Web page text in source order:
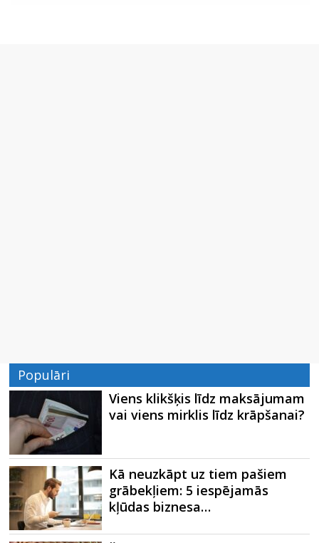
Populāri
Viens klikšķis līdz maksājumam
vai viens mirklis līdz krāpšanai?
Kā neuzkāpt uz tiem pašiem
grābekļiem: 5 iespējamās
kļūdas biznesa…